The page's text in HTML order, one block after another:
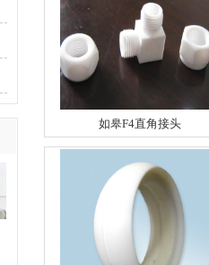
如皋F4直角接头